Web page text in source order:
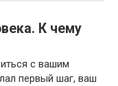
К чему
с вашим
первый шаг, ваш